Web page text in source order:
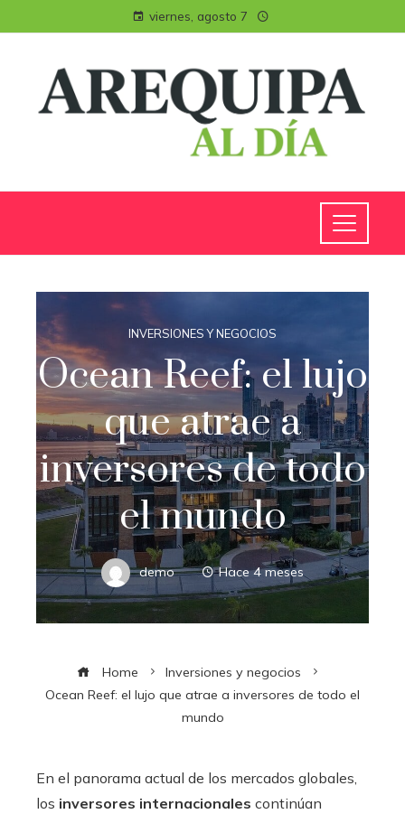
viernes, agosto 7
INVERSIONES Y NEGOCIOS
Ocean Reef: el lujo
que atrae a
inversores de todo
el mundo
demo Hace 4 meses
Home
Inversiones y negocios
Ocean Reef: el lujo que atrae a inversores de todo el
mundo
En el panorama actual de los mercados globales,
los inversores internacionales continúan